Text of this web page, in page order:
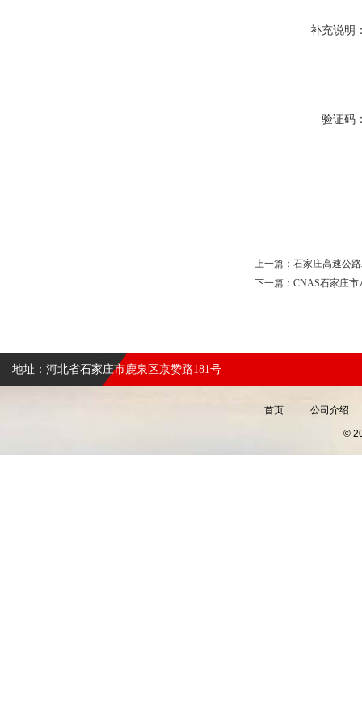
补充说明
验证码
上一篇： 石家庄高速公
下一篇： CNAS石家庄
地址：河北省石家庄市鹿泉区京赞路181号
首页 公司介绍
©